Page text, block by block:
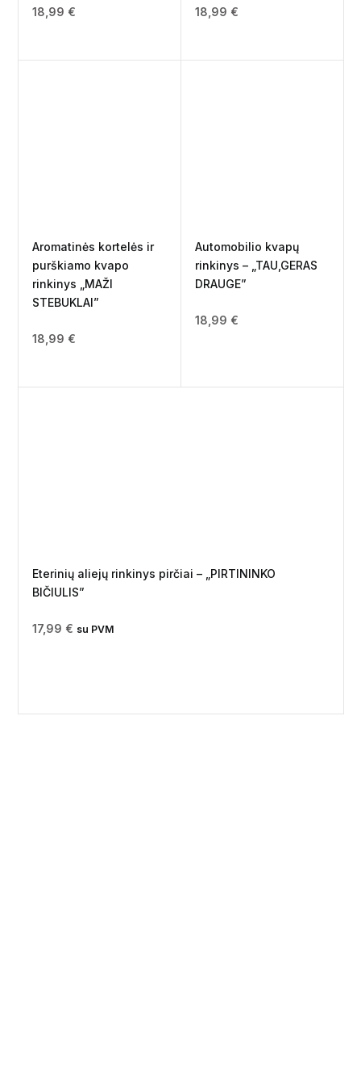
18,99 € 18,99 €
Aromatinės kortelės ir
purškiamo kvapo
rinkinys „MAŽI
STEBUKLAI”
18,99 €
Automobilio kvapų
rinkinys – „TAU,GERAS
DRAUGE”
18,99 €
Eterinių aliejų rinkinys pirčiai – „PIRTININKO
BIČIULIS”
17,99 € su PVM